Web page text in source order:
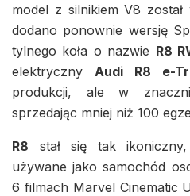
model z silnikiem V8
dodano ponownie wersję
tylnego koła o nazwie R8
elektryczny Audi R8 e-
produkcji, ale w
sprzedając mniej niż 100
R8 stał się tak
używane jako samochód
6 filmach Marvel Cinematic